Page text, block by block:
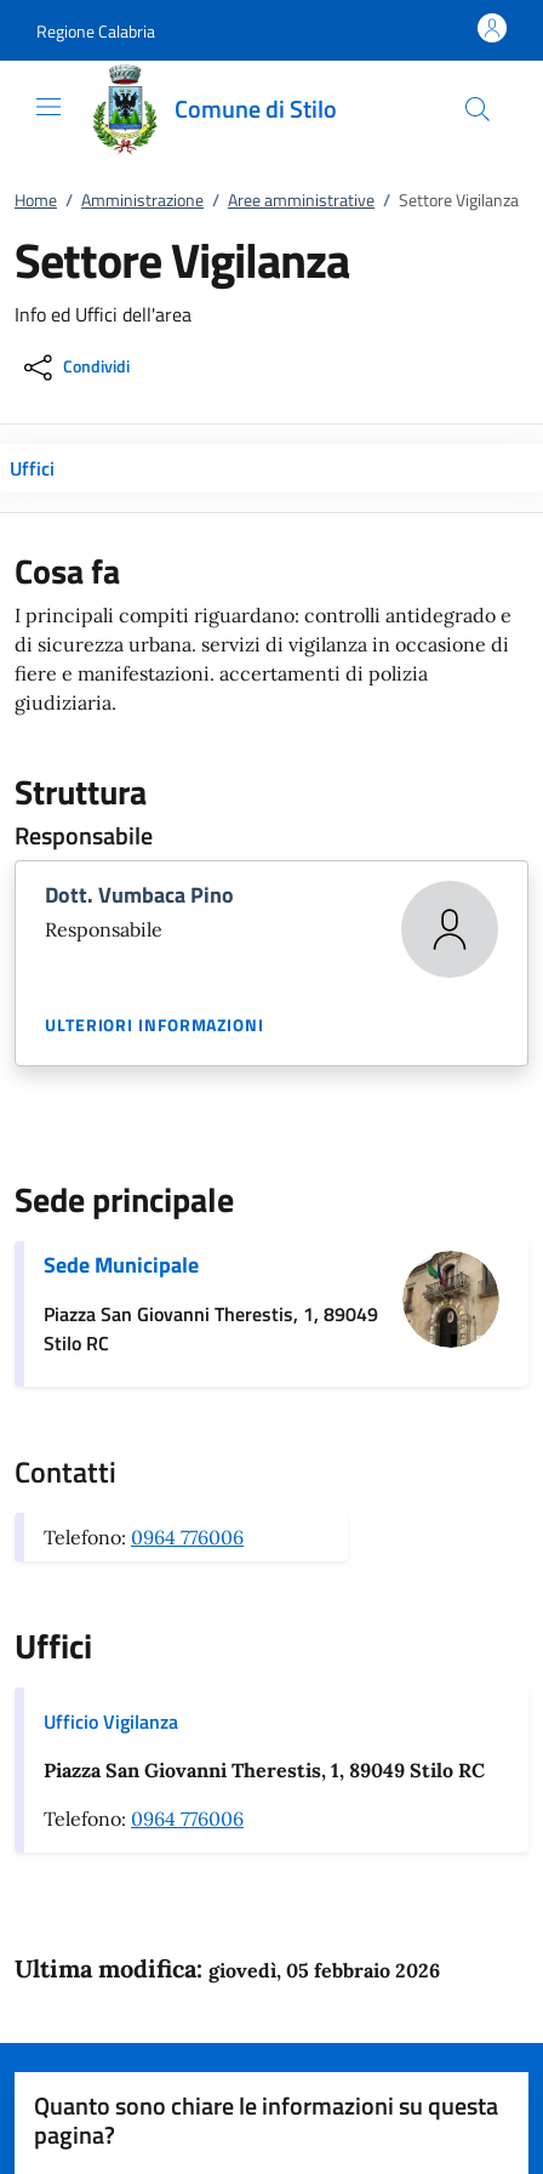
Regione Calabria
Comune di Stilo
Home / Amministrazione / Aree amministrative / Settore Vigilanza
Settore Vigilanza
Info ed Uffici dell'area
Condividi
Uffici
Cosa fa
I principali compiti riguardano: controlli antidegrado e
di sicurezza urbana. servizi di vigilanza in occasione di
fiere e manifestazioni. accertamenti di polizia
giudiziaria.
Struttura
Responsabile
Dott. Vumbaca Pino
Responsabile
ULTERIORI INFORMAZIONI
Sede principale
Sede Municipale
Piazza San Giovanni Therestis, 1, 89049
Stilo RC
Contatti
Telefono: 0964 776006
Uffici
Ufficio Vigilanza
Piazza San Giovanni Therestis, 1, 89049 Stilo RC
Telefono: 0964 776006
Ultima modifica: giovedì, 05 febbraio 2026
Quanto sono chiare le informazioni su questa
pagina?